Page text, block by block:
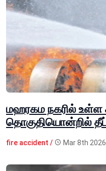
மஹரகம நகரில் உள்ள
தொகுதியொன்றில்
fire accident / Mar 8th